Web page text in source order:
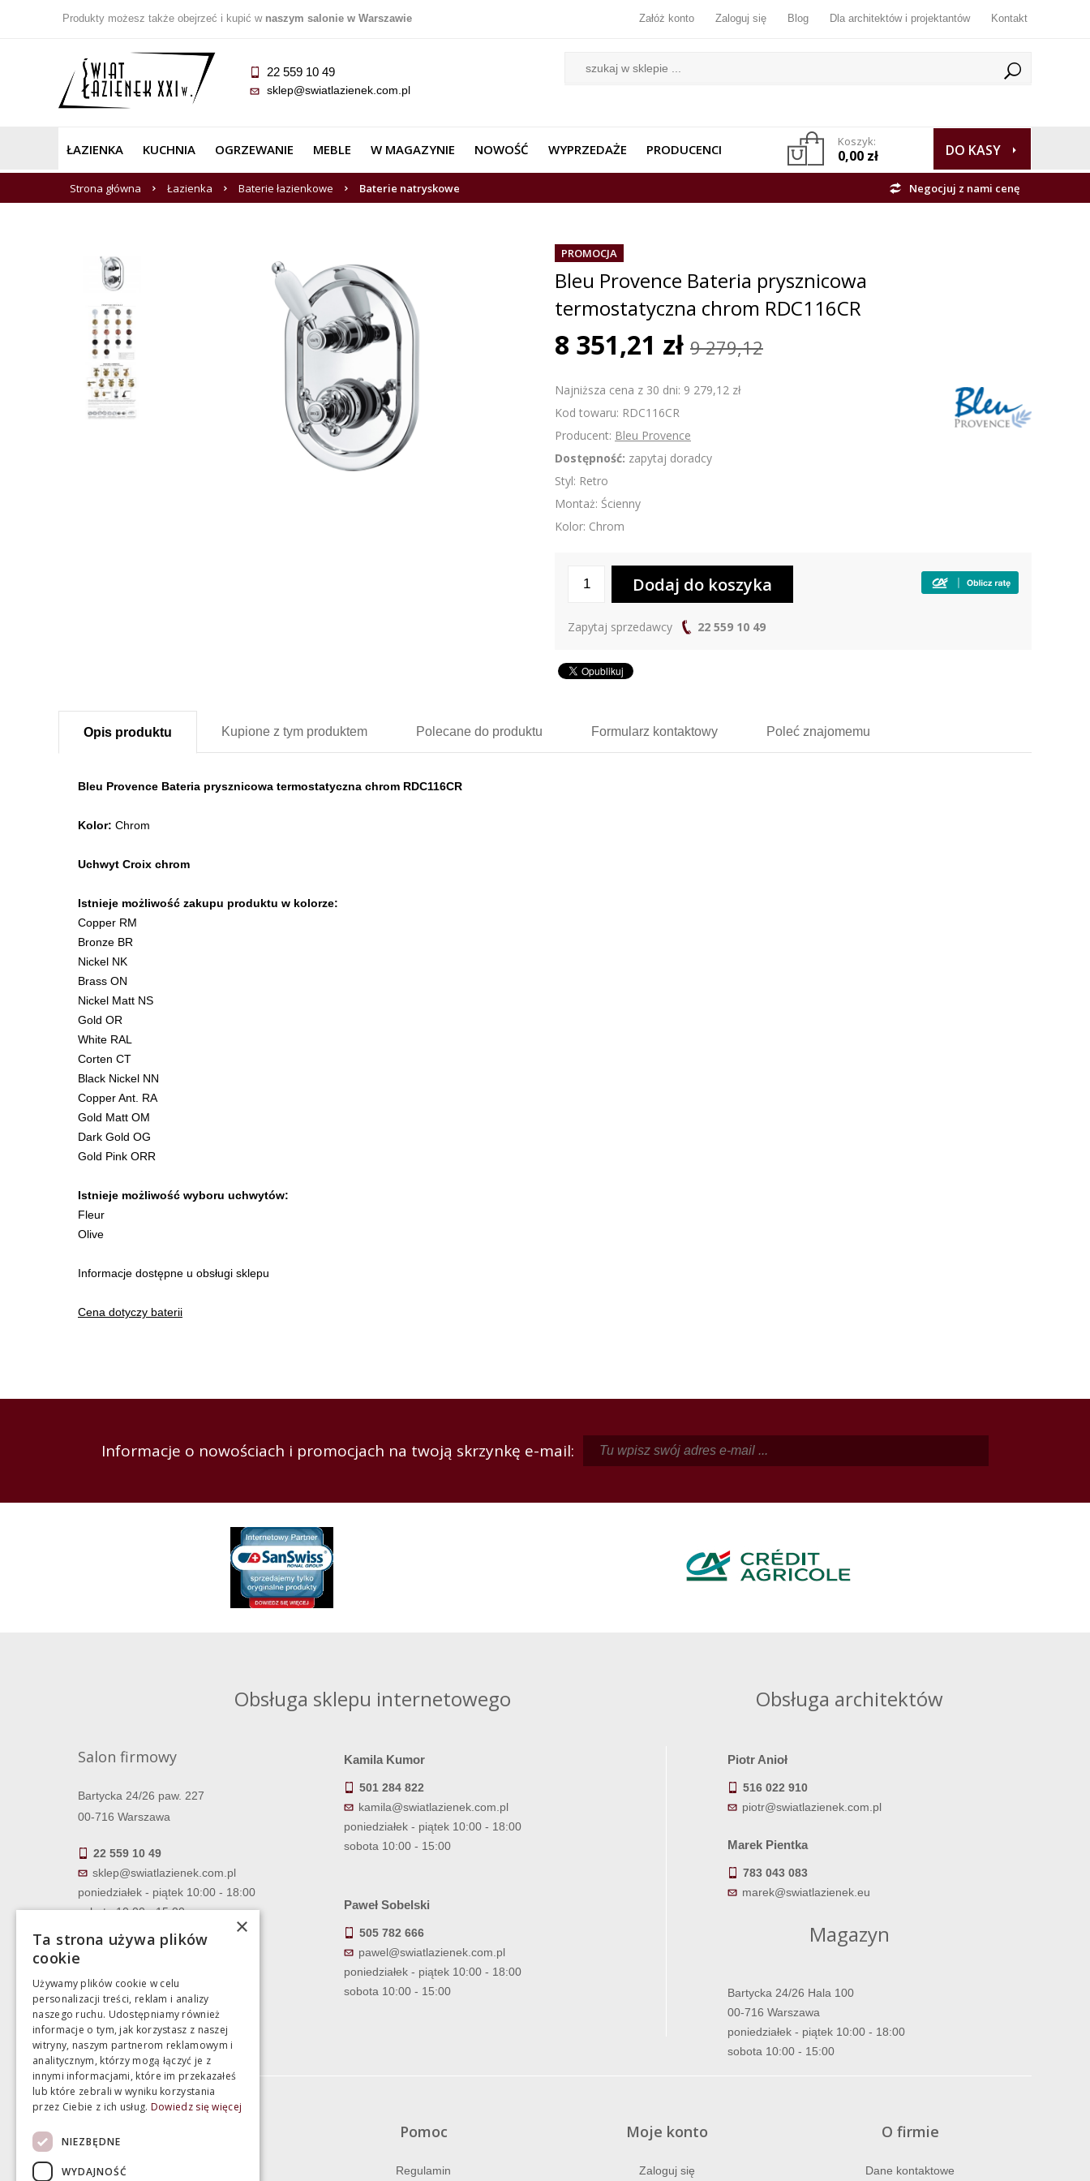
Produkty możesz także obejrzeć i kupić w naszym salonie w Warszawie Załóż konto Zaloguj się Blog Dla architektów i projektantów Kontakt
22 559 10 49
sklep@swiatlazienek.com.pl
ŁAZIENKA KUCHNIA OGRZEWANIE MEBLE W MAGAZYNIE NOWOŚĆ WYPRZEDAŻE PRODUCENCI Koszyk:
0,00 zł DO KASY
Strona główna Łazienka Baterie łazienkowe Baterie natryskowe Negocjuj z nami cenę
PROMOCJA
Bleu Provence Bateria prysznicowa
termostatyczna chrom RDC116CR
8 351,21 zł 9 279,12
Najniższa cena z 30 dni: 9 279,12 zł
Kod towaru: RDC116CR
Producent: Bleu Provence
Dostępność: zapytaj doradcy
Styl: Retro
Montaż: Ścienny
Kolor: Chrom
Zapytaj sprzedawcy 22 559 10 49
Opis produktu Kupione z tym produktem Polecane do produktu Formularz kontaktowy Poleć znajomemu
Bleu Provence Bateria prysznicowa termostatyczna chrom RDC116CR
Kolor: Chrom
Uchwyt Croix chrom
Istnieje możliwość zakupu produktu w kolorze:
Copper RM
Bronze BR
Nickel NK
Brass ON
Nickel Matt NS
Gold OR
White RAL
Corten CT
Black Nickel NN
Copper Ant. RA
Gold Matt OM
Dark Gold OG
Gold Pink ORR
Istnieje możliwość wyboru uchwytów:
Fleur
Olive
Informacje dostępne u obsługi sklepu
Cena dotyczy baterii
Informacje o nowościach i promocjach na twoją skrzynkę e-mail:
Obsługa sklepu internetowego
Salon firmowy
Bartycka 24/26 paw. 227
00-716 Warszawa
22 559 10 49
sklep@swiatlazienek.com.pl
poniedziałek - piątek 10:00 - 18:00
sobota 10:00 - 15:00
Kamila Kumor
501 284 822
kamila@swiatlazienek.com.pl
poniedziałek - piątek 10:00 - 18:00
sobota 10:00 - 15:00
Paweł Sobelski
505 782 666
pawel@swiatlazienek.com.pl
poniedziałek - piątek 10:00 - 18:00
sobota 10:00 - 15:00
Obsługa architektów
Piotr Anioł
516 022 910
piotr@swiatlazienek.com.pl
Marek Pientka
783 043 083
marek@swiatlazienek.eu
Magazyn
Bartycka 24/26 Hala 100
00-716 Warszawa
poniedziałek - piątek 10:00 - 18:00
sobota 10:00 - 15:00
Termin realizacji zamówienia
Pomoc
Regulamin
Moje konto
Zaloguj się
O firmie
Dane kontaktowe
×
Ta strona używa plików
cookie
Używamy plików cookie w celu
personalizacji treści, reklam i analizy
naszego ruchu. Udostępniamy również
informacje o tym, jak korzystasz z naszej
witryny, naszym partnerom reklamowym i
analitycznym, którzy mogą łączyć je z
innymi informacjami, które im przekazałeś
lub które zebrali w wyniku korzystania
przez Ciebie z ich usług. Dowiedz się więcej
NIEZBĘDNE
WYDAJNOŚĆ